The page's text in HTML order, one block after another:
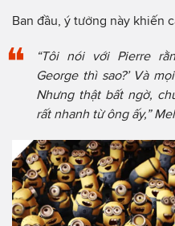
Ban đầu, ý tưởng này khiến
“Tôi nói với Pierre
George thì sao?’ Và
Nhưng thật bất ngờ,
rất nhanh từ ông ấy,”